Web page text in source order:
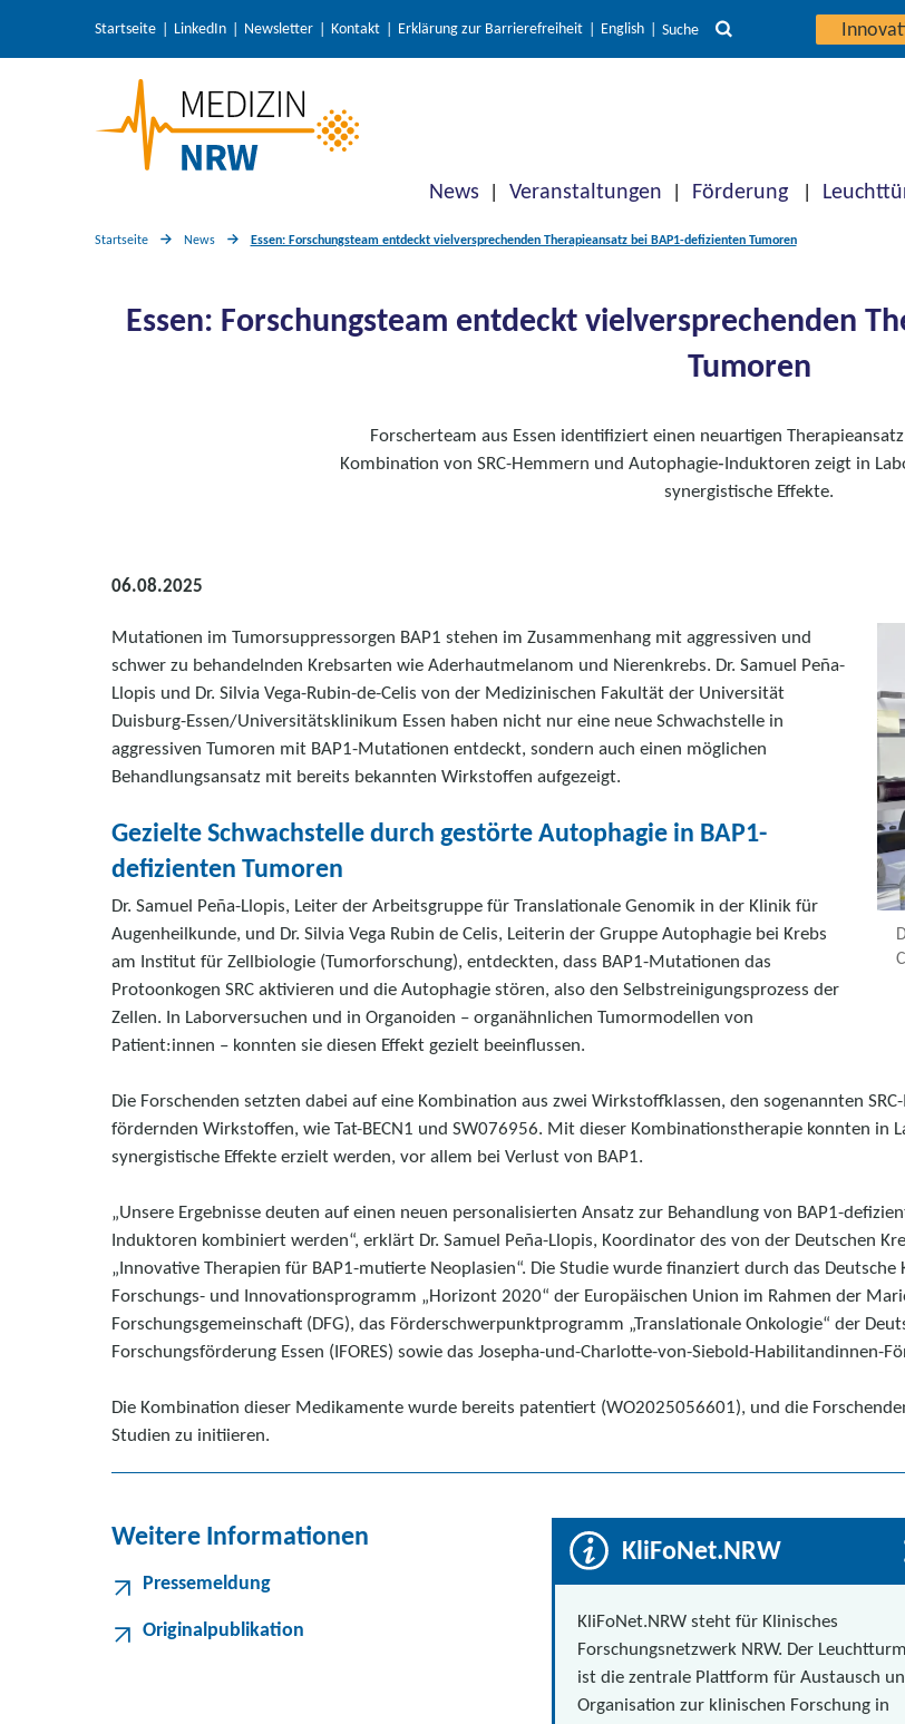
Startseite LinkedIn Newsletter Kontakt Erklärung zur Barrierefreiheit English Suche
News Veranstaltungen Förderung
Startseite News Essen: Forschungsteam entdeckt vielversprechenden Therapieansatz bei BAP1-defizienten Tumoren
Essen: Forschungsteam entdeckt vielversprechenden
Tumoren
Forscherteam aus Essen identifiziert einen neuartigen
Kombination von SRC-Hemmern und Autophagie‑Induktoren zeigt in
synergistische Effekte.
06.08.2025
Mutationen im Tumorsuppressorgen BAP1 stehen im Zusammenhang mit aggressiven und
schwer zu behandelnden Krebsarten wie Aderhautmelanom und Nierenkrebs. Dr. Samuel Peña-
Llopis und Dr. Silvia Vega-Rubin-de-Celis von der Medizinischen Fakultät der Universität
Duisburg-Essen/Universitätsklinikum Essen haben nicht nur eine neue Schwachstelle in
aggressiven Tumoren mit BAP1-Mutationen entdeckt, sondern auch einen möglichen
Behandlungsansatz mit bereits bekannten Wirkstoffen aufgezeigt.
Gezielte Schwachstelle durch gestörte Autophagie in BAP1-
defizienten Tumoren
Dr. Samuel Peña-Llopis, Leiter der Arbeitsgruppe für Translationale Genomik in der Klinik für
Augenheilkunde, und Dr. Silvia Vega Rubin de Celis, Leiterin der Gruppe Autophagie bei Krebs
am Institut für Zellbiologie (Tumorforschung), entdeckten, dass BAP1-Mutationen das
Protoonkogen SRC aktivieren und die Autophagie stören, also den Selbstreinigungsprozess der
Zellen. In Laborversuchen und in Organoiden – organähnlichen Tumormodellen von
Patient:innen – konnten sie diesen Effekt gezielt beeinflussen.
Die Forschenden setzten dabei auf eine Kombination aus zwei Wirkstoffklassen, den sogenannten
fördernden Wirkstoffen, wie Tat-BECN1 und SW076956. Mit dieser Kombinationstherapie konnten in
synergistische Effekte erzielt werden, vor allem bei Verlust von BAP1.
„Unsere Ergebnisse deuten auf einen neuen personalisierten Ansatz zur Behandlung von BAP1-
Induktoren kombiniert werden“, erklärt Dr. Samuel Peña-Llopis, Koordinator des von der Deutschen
„Innovative Therapien für BAP1-mutierte Neoplasien“. Die Studie wurde finanziert durch das
Forschungs- und Innovationsprogramm „Horizont 2020“ der Europäischen Union im Rahmen der
Forschungsgemeinschaft (DFG), das Förderschwerpunktprogramm „Translationale Onkologie“ der
Forschungsförderung Essen (IFORES) sowie das Josepha-und-Charlotte-von-Siebold-Habilitandinnen-
Die Kombination dieser Medikamente wurde bereits patentiert (WO2025056601), und die
Studien zu initiieren.
Weitere Informationen
Pressemeldung
Originalpublikation
KliFoNet.NRW
KliFoNet.NRW steht für Klinisches
Forschungsnetzwerk NRW. Der Leuchtturm
ist die zentrale Plattform für Austausch
Organisation zur klinischen Forschung in